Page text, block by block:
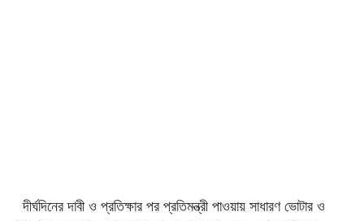
দীর্ঘদিনের দাবী ও প্রতিক্ষার পর প্রতিমন্ত্রী পাওয়ায় সাধারণ ভোটার ও